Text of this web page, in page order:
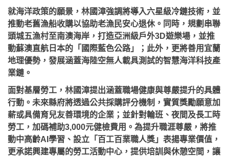
就海洋政策的願景，林國漳強調將導入六星級冷鏈技術，並
推動老舊漁船收購以協助老漁民安心退休。同時，規劃串聯
頭城五漁村至南澳海岸，打造亞洲級戶外3D遊樂場，並推
動蘇澳直航日本的「國際藍色公路」；此外，更將善用宜蘭
地理優勢，發展涵蓋海陸空無人載具測試的智慧海洋科技產
業鏈。
面對基層勞工，林國漳提出涵蓋職場健康與尊嚴提升的具體
行動。未來縣府將透過公共採購評分機制，實質獎勵願意加
薪或具備育兒友善環境的企業；並針對輪班、夜間及長工時
勞工，加碼補助3,000元健檢費用。為提升職涯尊嚴，將推
動中高齡AI學習、設立「百工百業職人獎」表揚專業價值，
更承諾興建專屬的勞工活動中心，提供培訓與休憩空間，讓